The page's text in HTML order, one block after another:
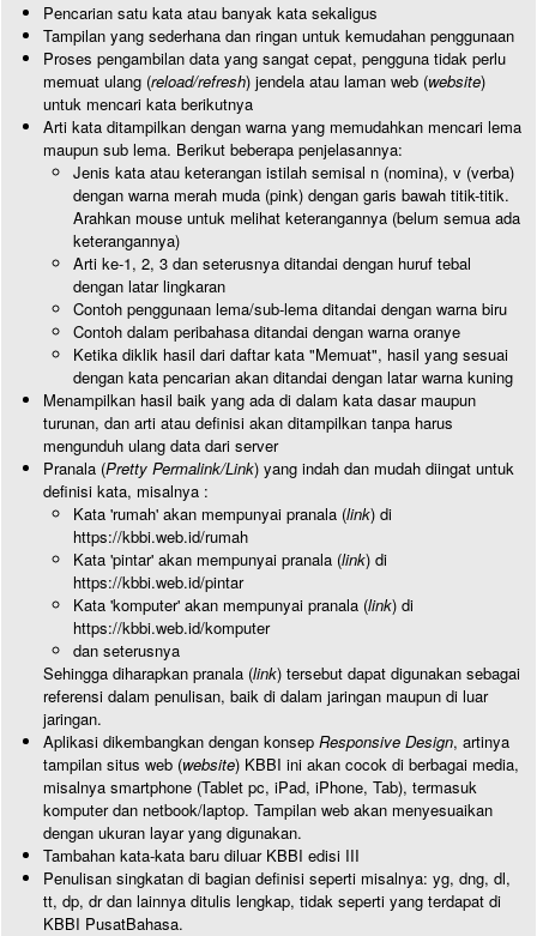
Pencarian satu kata atau banyak kata sekaligus
Tampilan yang sederhana dan ringan untuk kemudahan penggunaan
Proses pengambilan data yang sangat cepat, pengguna tidak perlu
memuat ulang (reload/refresh) jendela atau laman web (website)
untuk mencari kata berikutnya
Arti kata ditampilkan dengan warna yang memudahkan mencari lema
maupun sub lema. Berikut beberapa penjelasannya:
Jenis kata atau keterangan istilah semisal n (nomina), v (verba)
dengan warna merah muda (pink) dengan garis bawah titik-titik.
Arahkan mouse untuk melihat keterangannya (belum semua ada
keterangannya)
Arti ke-1, 2, 3 dan seterusnya ditandai dengan huruf tebal
dengan latar lingkaran
Contoh penggunaan lema/sub-lema ditandai dengan warna biru
Contoh dalam peribahasa ditandai dengan warna oranye
Ketika diklik hasil dari daftar kata "Memuat", hasil yang sesuai
dengan kata pencarian akan ditandai dengan latar warna kuning
Menampilkan hasil baik yang ada di dalam kata dasar maupun
turunan, dan arti atau definisi akan ditampilkan tanpa harus
mengunduh ulang data dari server
Pranala (Pretty Permalink/Link) yang indah dan mudah diingat untuk
definisi kata, misalnya :
Kata 'rumah' akan mempunyai pranala (link) di
https://kbbi.web.id/rumah
Kata 'pintar' akan mempunyai pranala (link) di
https://kbbi.web.id/pintar
Kata 'komputer' akan mempunyai pranala (link) di
https://kbbi.web.id/komputer
dan seterusnya
Sehingga diharapkan pranala (link) tersebut dapat digunakan sebagai
referensi dalam penulisan, baik di dalam jaringan maupun di luar
jaringan.
Aplikasi dikembangkan dengan konsep Responsive Design, artinya
tampilan situs web (website) KBBI ini akan cocok di berbagai media,
misalnya smartphone (Tablet pc, iPad, iPhone, Tab), termasuk
komputer dan netbook/laptop. Tampilan web akan menyesuaikan
dengan ukuran layar yang digunakan.
Tambahan kata-kata baru diluar KBBI edisi III
Penulisan singkatan di bagian definisi seperti misalnya: yg, dng, dl,
tt, dp, dr dan lainnya ditulis lengkap, tidak seperti yang terdapat di
KBBI PusatBahasa.